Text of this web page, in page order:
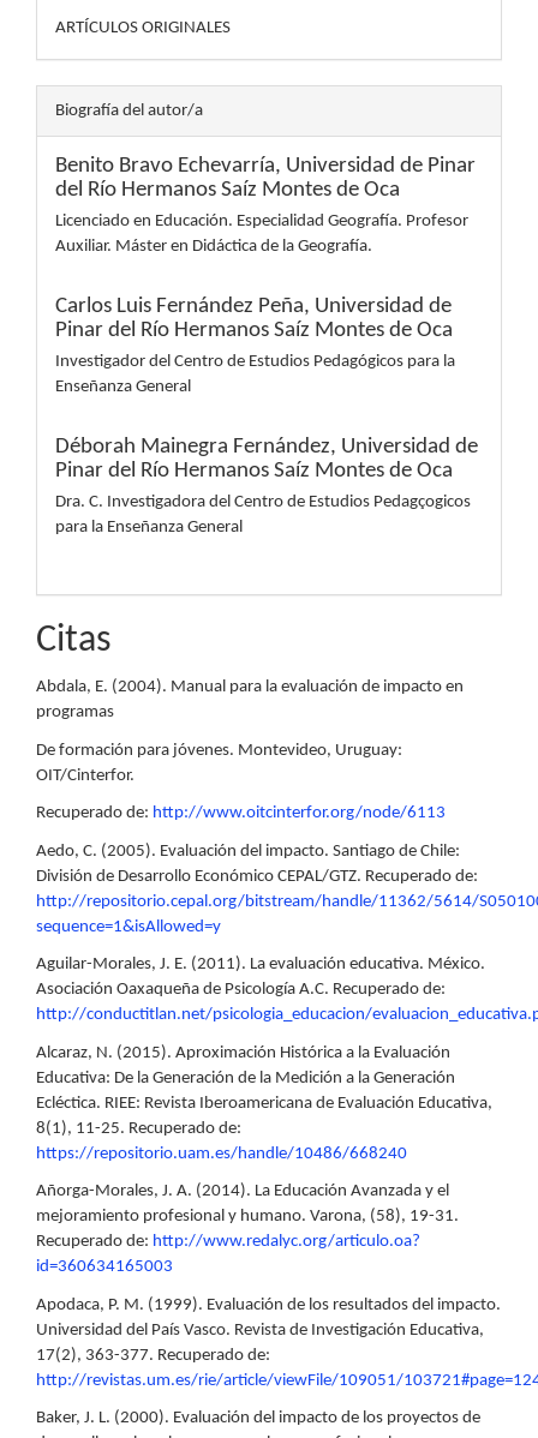
ARTÍCULOS ORIGINALES
Biografía del autor/a
Benito Bravo Echevarría, Universidad de Pinar
del Río Hermanos Saíz Montes de Oca
Licenciado en Educación. Especialidad Geografía. Profesor
Auxiliar. Máster en Didáctica de la Geografía.
Carlos Luis Fernández Peña, Universidad de
Pinar del Río Hermanos Saíz Montes de Oca
Investigador del Centro de Estudios Pedagógicos para la
Enseñanza General
Déborah Mainegra Fernández, Universidad de
Pinar del Río Hermanos Saíz Montes de Oca
Dra. C. Investigadora del Centro de Estudios Pedagçogicos
para la Enseñanza General
Citas
Abdala, E. (2004). Manual para la evaluación de impacto en
programas
De formación para jóvenes. Montevideo, Uruguay:
OIT/Cinterfor.
Recuperado de: http://www.oitcinterfor.org/node/6113
Aedo, C. (2005). Evaluación del impacto. Santiago de Chile:
División de Desarrollo Económico CEPAL/GTZ. Recuperado de:
http://repositorio.cepal.org/bitstream/handle/11362/5614/
sequence=1&isAllowed=y
Aguilar-Morales, J. E. (2011). La evaluación educativa. México.
Asociación Oaxaqueña de Psicología A.C. Recuperado de:
http://conductitlan.net/psicologia_educacion/
Alcaraz, N. (2015). Aproximación Histórica a la Evaluación
Educativa: De la Generación de la Medición a la Generación
Ecléctica. RIEE: Revista Iberoamericana de Evaluación Educativa,
8(1), 11-25. Recuperado de:
https://repositorio.uam.es/handle/10486/668240
Añorga-Morales, J. A. (2014). La Educación Avanzada y el
mejoramiento profesional y humano. Varona, (58), 19-31.
Recuperado de: http://www.redalyc.org/articulo.oa?
id=360634165003
Apodaca, P. M. (1999). Evaluación de los resultados del impacto.
Universidad del País Vasco. Revista de Investigación Educativa,
17(2), 363-377. Recuperado de:
http://revistas.um.es/rie/article/viewFile/109051/
Baker, J. L. (2000). Evaluación del impacto de los proyectos de